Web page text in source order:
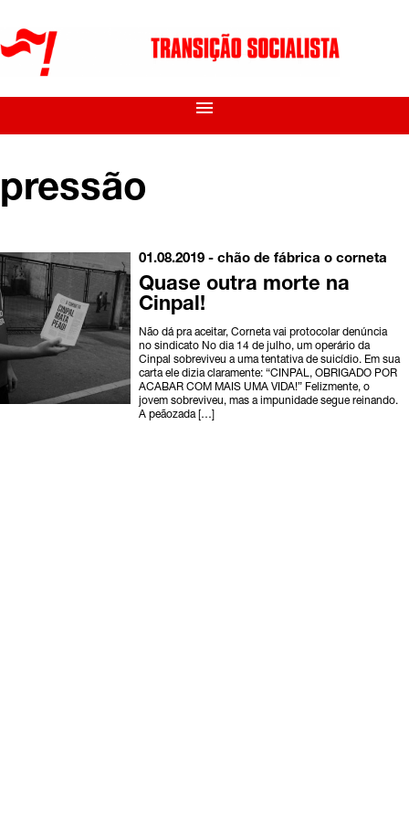
menu
pressão
01.08.2019 -chão de fábrica o corneta
Quase outra morte na
Cinpal!
Não dá pra aceitar, Corneta vai protocolar denúncia
no sindicato No dia 14 de julho, um operário da
Cinpal sobreviveu a uma tentativa de suicídio. Em sua
carta ele dizia claramente: “CINPAL, OBRIGADO POR
ACABAR COM MAIS UMA VIDA!” Felizmente, o
jovem sobreviveu, mas a impunidade segue reinando.
A peãozada […]